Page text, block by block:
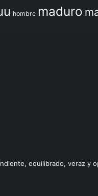
hombre maduro
equilibrado, veraz